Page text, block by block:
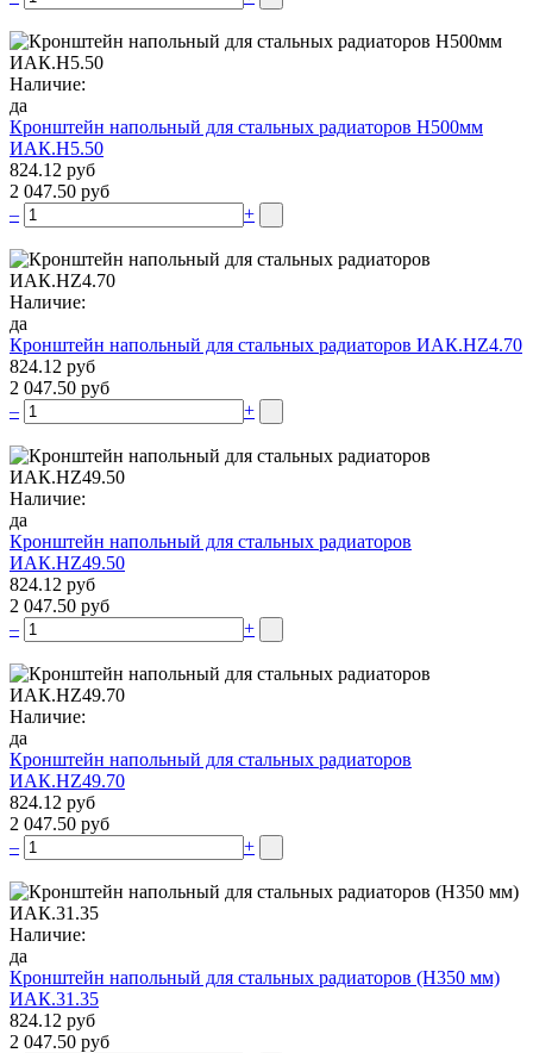
Наличие:
да
Кронштейн напольный для стальных радиаторов Н500мм
ИАК.Н5.50
824.12 руб
2 047.50 руб
–
+
Наличие:
да
Кронштейн напольный для стальных радиаторов ИАК.НZ4.70
824.12 руб
2 047.50 руб
–
+
Наличие:
да
Кронштейн напольный для стальных радиаторов
ИАК.НZ49.50
824.12 руб
2 047.50 руб
–
+
Наличие:
да
Кронштейн напольный для стальных радиаторов
ИАК.НZ49.70
824.12 руб
2 047.50 руб
–
+
Наличие:
да
Кронштейн напольный для стальных радиаторов (Н350 мм)
ИАК.31.35
824.12 руб
2 047.50 руб